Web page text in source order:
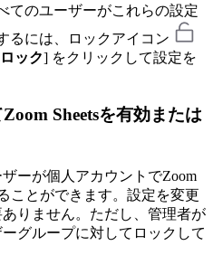
てのユーザーがこれらの設定
るには、ロックアイコン
ロック] をクリックして設定を
Sheetsを有効または
ーが個人アカウントでZoom
ことができます。設定を変更
りません。ただし、管理者が
グループに対してロックして